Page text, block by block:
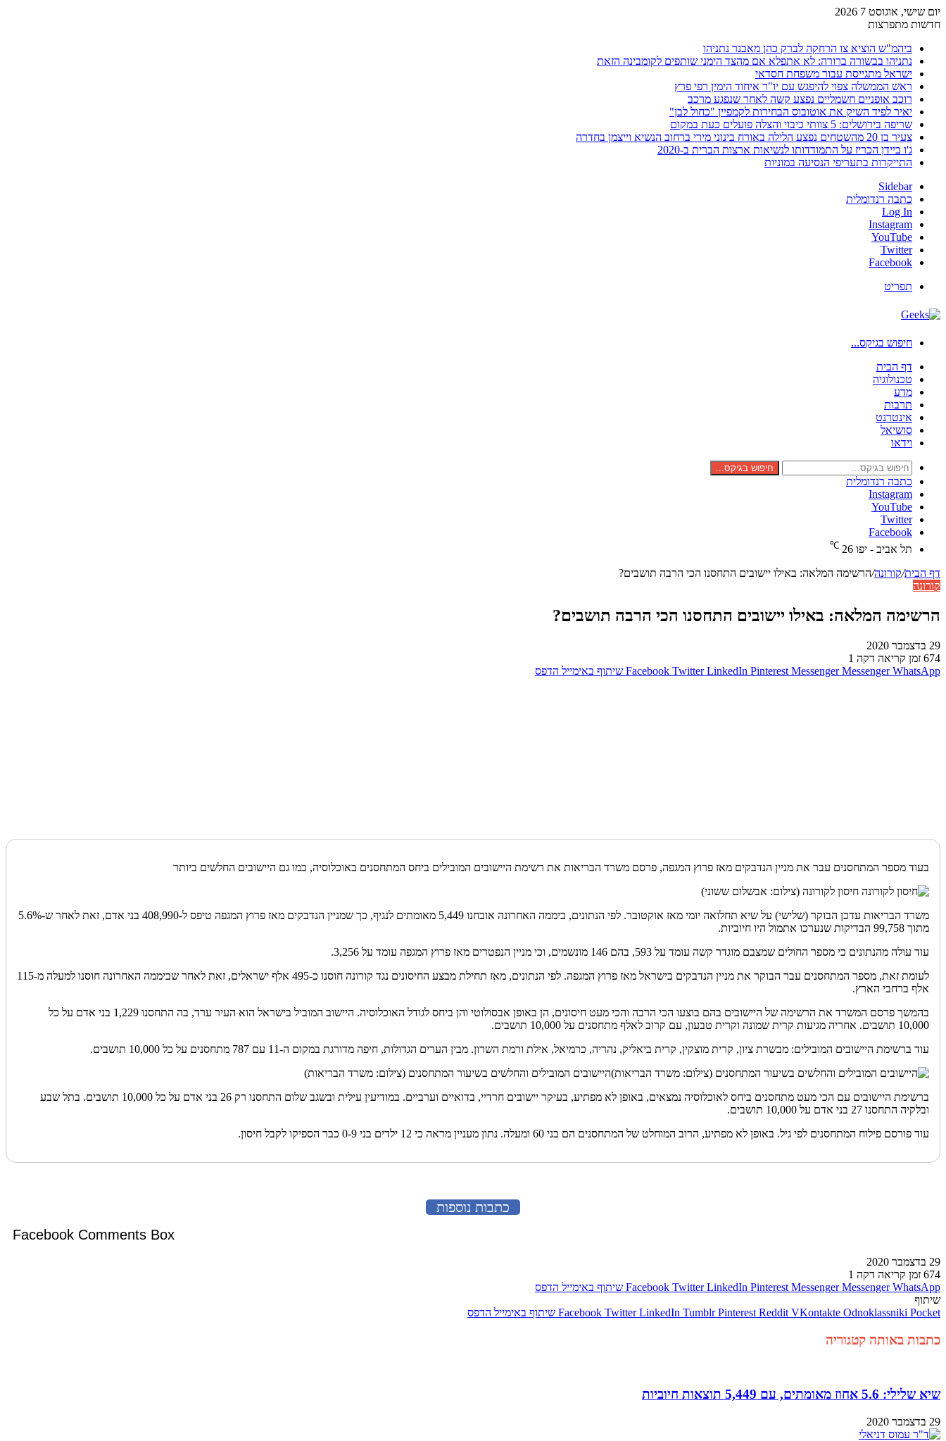
יום שישי, אוגוסט 7 2026
חדשות מתפרצות
ביהמ"ש הוציא צו הרחקה לברק כהן מאבנר נתניהו
נתניהו בבשורה ברורה: לא אתפלא אם מהצד הימני שותפים לקומבינה הזאת
ישראל מתגייסת עבור משפחת חסדאי
ראש הממשלה צפוי להיפגש עם יו"ר איחוד הימין רפי פרץ
רוכב אופניים חשמליים נפצע קשה לאחר שנפגע מרכב
יאיר לפיד השיק את אוטובוס הבחירות לקמפיין "כחול לבן"
שריפה בירושלים: 5 צוותי כיבוי והצלה פועלים כעת במקום
צעיר בן 20 מהשטחים נפצע הלילה באורח בינוני מירי ברחוב הנשיא וייצמן בחדרה
ג'ו ביידן הכריז על התמודדותו לנשיאות ארצות הברית ב-2020
התייקרות בתעריפי הנסיעה במוניות
Sidebar
כתבה רנדומלית
Log In
Instagram
YouTube
Twitter
Facebook
תפריט
חיפוש בגיקס...
דף הבית
טכנולוגיה
מדע
תרבות
אינטרנט
סושיאל
וידאו
חיפוש בגיקס...
כתבה רנדומלית
Instagram
YouTube
Twitter
Facebook
תל אביב - יפו 26
℃
דף הבית/קורונה/הרשימה המלאה: באילו יישובים התחסנו הכי הרבה תושבים?
קורונה
הרשימה המלאה: באילו יישובים התחסנו הכי הרבה תושבים?
29 בדצמבר 2020
674 זמן קריאה דקה 1
Facebook Twitter LinkedIn Pinterest Messenger Messenger WhatsApp שיתוף באימייל הדפס
בעוד מספר המתחסנים עבר את מניין הנדבקים מאז פרוץ המגפה, פרסם משרד הבריאות את רשימת היישובים המובילים ביחס המתחסנים באוכלוסיה, כמו גם היישובים החלשים ביותר
חיסון לקורונה (צילום: אבשלום ששוני)
משרד הבריאות עדכן הבוקר (שלישי) על שיא תחלואה יומי מאז אוקטובר. לפי הנתונים, ביממה האחרונה אובחנו 5,449 מאומתים לנגיף, כך שמניין הנדבקים מאז פרוץ המגפה טיפס ל-408,990 בני אדם, זאת לאחר ש-5.6%
מתוך 99,758 הבדיקות שנערכו אתמול היו חיוביות.
עוד עולה מהנתונים כי מספר החולים שמצבם מוגדר קשה עומד על 593, בהם 146 מונשמים, וכי מניין הנפטרים מאז פרוץ המגפה עומד על 3,256.
לעומת זאת, מספר המתחסנים עבר הבוקר את מניין הנדבקים בישראל מאז פרוץ המגפה. לפי הנתונים, מאז תחילת מבצע החיסונים נגד קורונה חוסנו כ-495 אלף ישראלים, זאת לאחר שביממה האחרונה חוסנו למעלה מ-115
אלף ברחבי הארץ.
בהמשך פרסם המשרד את הרשימה של היישובים בהם בוצעו הכי הרבה והכי מעט חיסונים, הן באופן אבסולוטי והן ביחס לגודל האוכלוסיה. היישוב המוביל בישראל הוא העיר ערד, בה התחסנו 1,229 בני אדם על כל
10,000 תושבים. אחריה מגיעות קרית שמונה וקרית טבעון, עם קרוב לאלף מתחסנים על 10,000 תושבים.
עוד ברשימת היישובים המובילים: מבשרת ציון, קרית מוצקין, קרית ביאליק, נהריה, כרמיאל, אילת ורמת השרון. מבין הערים הגדולות, חיפה מדורגת במקום ה-11 עם 787 מתחסנים על כל 10,000 תושבים.
היישובים המובילים והחלשים בשיעור המתחסנים (צילום: משרד הבריאות)
ברשימת היישובים עם הכי מעט מתחסנים ביחס לאוכלוסיה נמצאים, באופן לא מפתיע, בעיקר יישובים חרדיי, בדואיים וערביים. במודיעין עילית ובשגב שלום התחסנו רק 26 בני אדם על כל 10,000 תושבים. בתל שבע
ובלקיה התחסנו 27 בני אדם על 10,000 תושבים.
עוד פורסם פילוח המתחסנים לפי גיל. באופן לא מפתיע, הרוב המוחלט של המתחסנים הם בני 60 ומעלה. נתון מעניין מראה כי 12 ילדים בני 0-9 כבר הספיקו לקבל חיסון.
כתבות נוספות
Facebook Comments Box
29 בדצמבר 2020
674 זמן קריאה דקה 1
Facebook Twitter LinkedIn Pinterest Messenger Messenger WhatsApp שיתוף באימייל הדפס
שיתוף
Facebook Twitter LinkedIn Tumblr Pinterest Reddit VKontakte Odnoklassniki Pocket שיתוף באימייל הדפס
כתבות באותה קטגוריה
שיא שלילי: 5.6 אחוז מאומתים, עם 5,449 תוצאות חיוביות
29 בדצמבר 2020